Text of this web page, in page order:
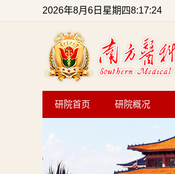
2026年8月6日星期四8:17:24
研院首页 研院概况